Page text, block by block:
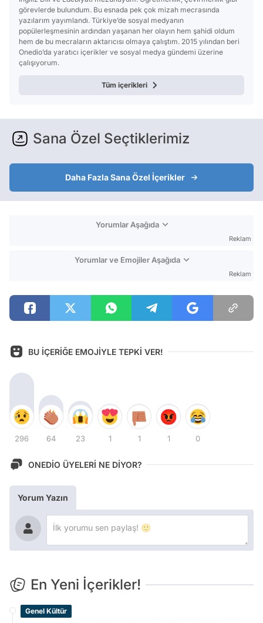
görevlerde bulundum. Bu esnada pek çok mizah mecrasında
yazılarım yayımlandı. Türkiye’de sosyal medyanın
popülerleşmesinin ardından yaşanan her olayın hem şahidi oldum
hem de bu mecraların aktarıcısı olmaya çalıştım. 2015 yılından beri
Onedio’da yaratıcı içerikler ve sosyal medya gündemi üzerine
çalışıyorum.
Tüm içerikleri
Sana Özel Seçtiklerimiz
Daha Fazla Sana Özel İçerikler
Yorumlar Aşağıda
Reklam
Yorumlar ve Emojiler Aşağıda
Reklam
BU İÇERİĞE EMOJİYLE TEPKİ VER!
296 64 23 1 1 1 0
ONEDİO ÜYELERİ NE DİYOR?
Yorum Yazın
En Yeni İçerikler!
Genel Kültür